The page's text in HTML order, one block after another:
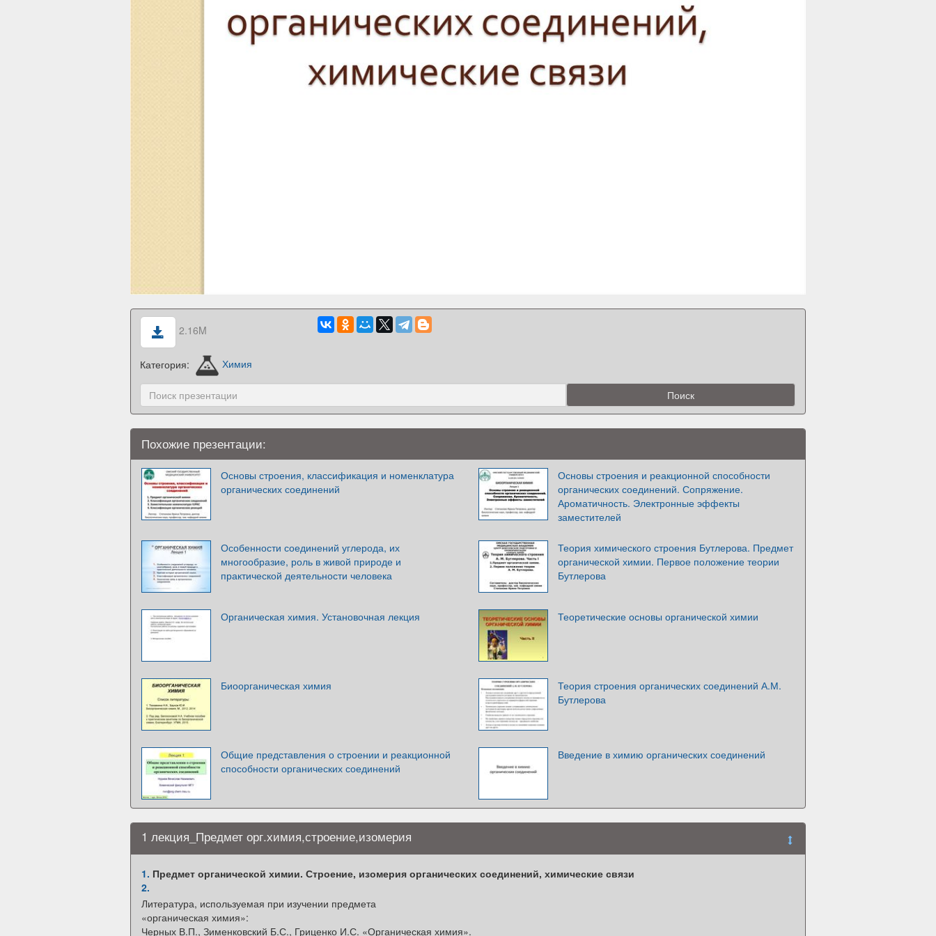
2.16M
Категория: Химия
Похожие презентации:
Основы строения, классификация и номенклатура
органических соединений
Основы строения и реакционной способности
органических соединений. Сопряжение.
Ароматичность. Электронные эффекты
заместителей
Особенности соединений углерода, их
многообразие, роль в живой природе и
практической деятельности человека
Теория химического строения Бутлерова. Предмет
органической химии. Первое положение теории
Бутлерова
Органическая химия. Установочная лекция Теоретические основы органической химии
Биоорганическая химия
Теория строения органических соединений А.М.
Бутлерова
Общие представления о строении и реакционной
способности органических соединений
Введение в химию органических соединений
1 лекция_Предмет орг.химия,строение,изомерия
1. Предмет органической химии. Строение, изомерия органических соединений, химические связи
2.
Литература, используемая при изучении предмета
«органическая химия»:
Черных В.П., Зименковский Б.С., Гриценко И.С. «Органическая химия».